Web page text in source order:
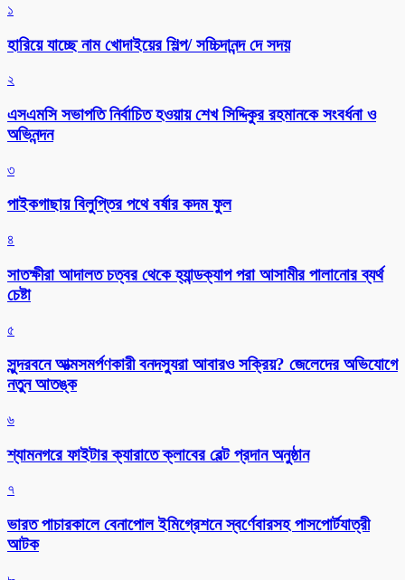
১
হারিয়ে যাচ্ছে নাম খোদাইয়ের শিল্প/ সচ্চিদানন্দ দে সদয়
২
এসএমসি সভাপতি নির্বাচিত হওয়ায় শেখ সিদ্দিকুর রহমানকে সংবর্ধনা ও
অভিনন্দন
৩
পাইকগাছায় বিলুপ্তির পথে বর্ষার কদম ফুল
৪
সাতক্ষীরা আদালত চত্বর থেকে হ্যান্ডক্যাপ পরা আসামীর পালানোর ব্যর্থ
চেষ্টা
৫
সুন্দরবনে আত্মসমর্পণকারী বনদস্যুরা আবারও সক্রিয়? জেলেদের অভিযোগে
নতুন আতঙ্ক
৬
শ্যামনগরে ফাইটার ক্যারাতে ক্লাবের বেল্ট প্রদান অনুষ্ঠান
৭
ভারত পাচারকালে বেনাপোল ইমিগ্রেশনে স্বর্ণেবারসহ পাসপোর্টযাত্রী
আটক